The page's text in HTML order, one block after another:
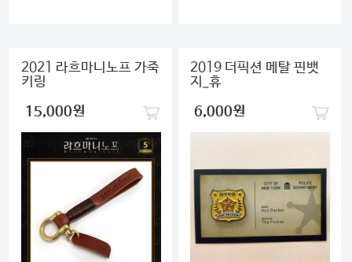
2021 라흐마니노프 가죽
키링
15,000원
2019 더픽션 메탈 핀뱃
지_휴
6,000원